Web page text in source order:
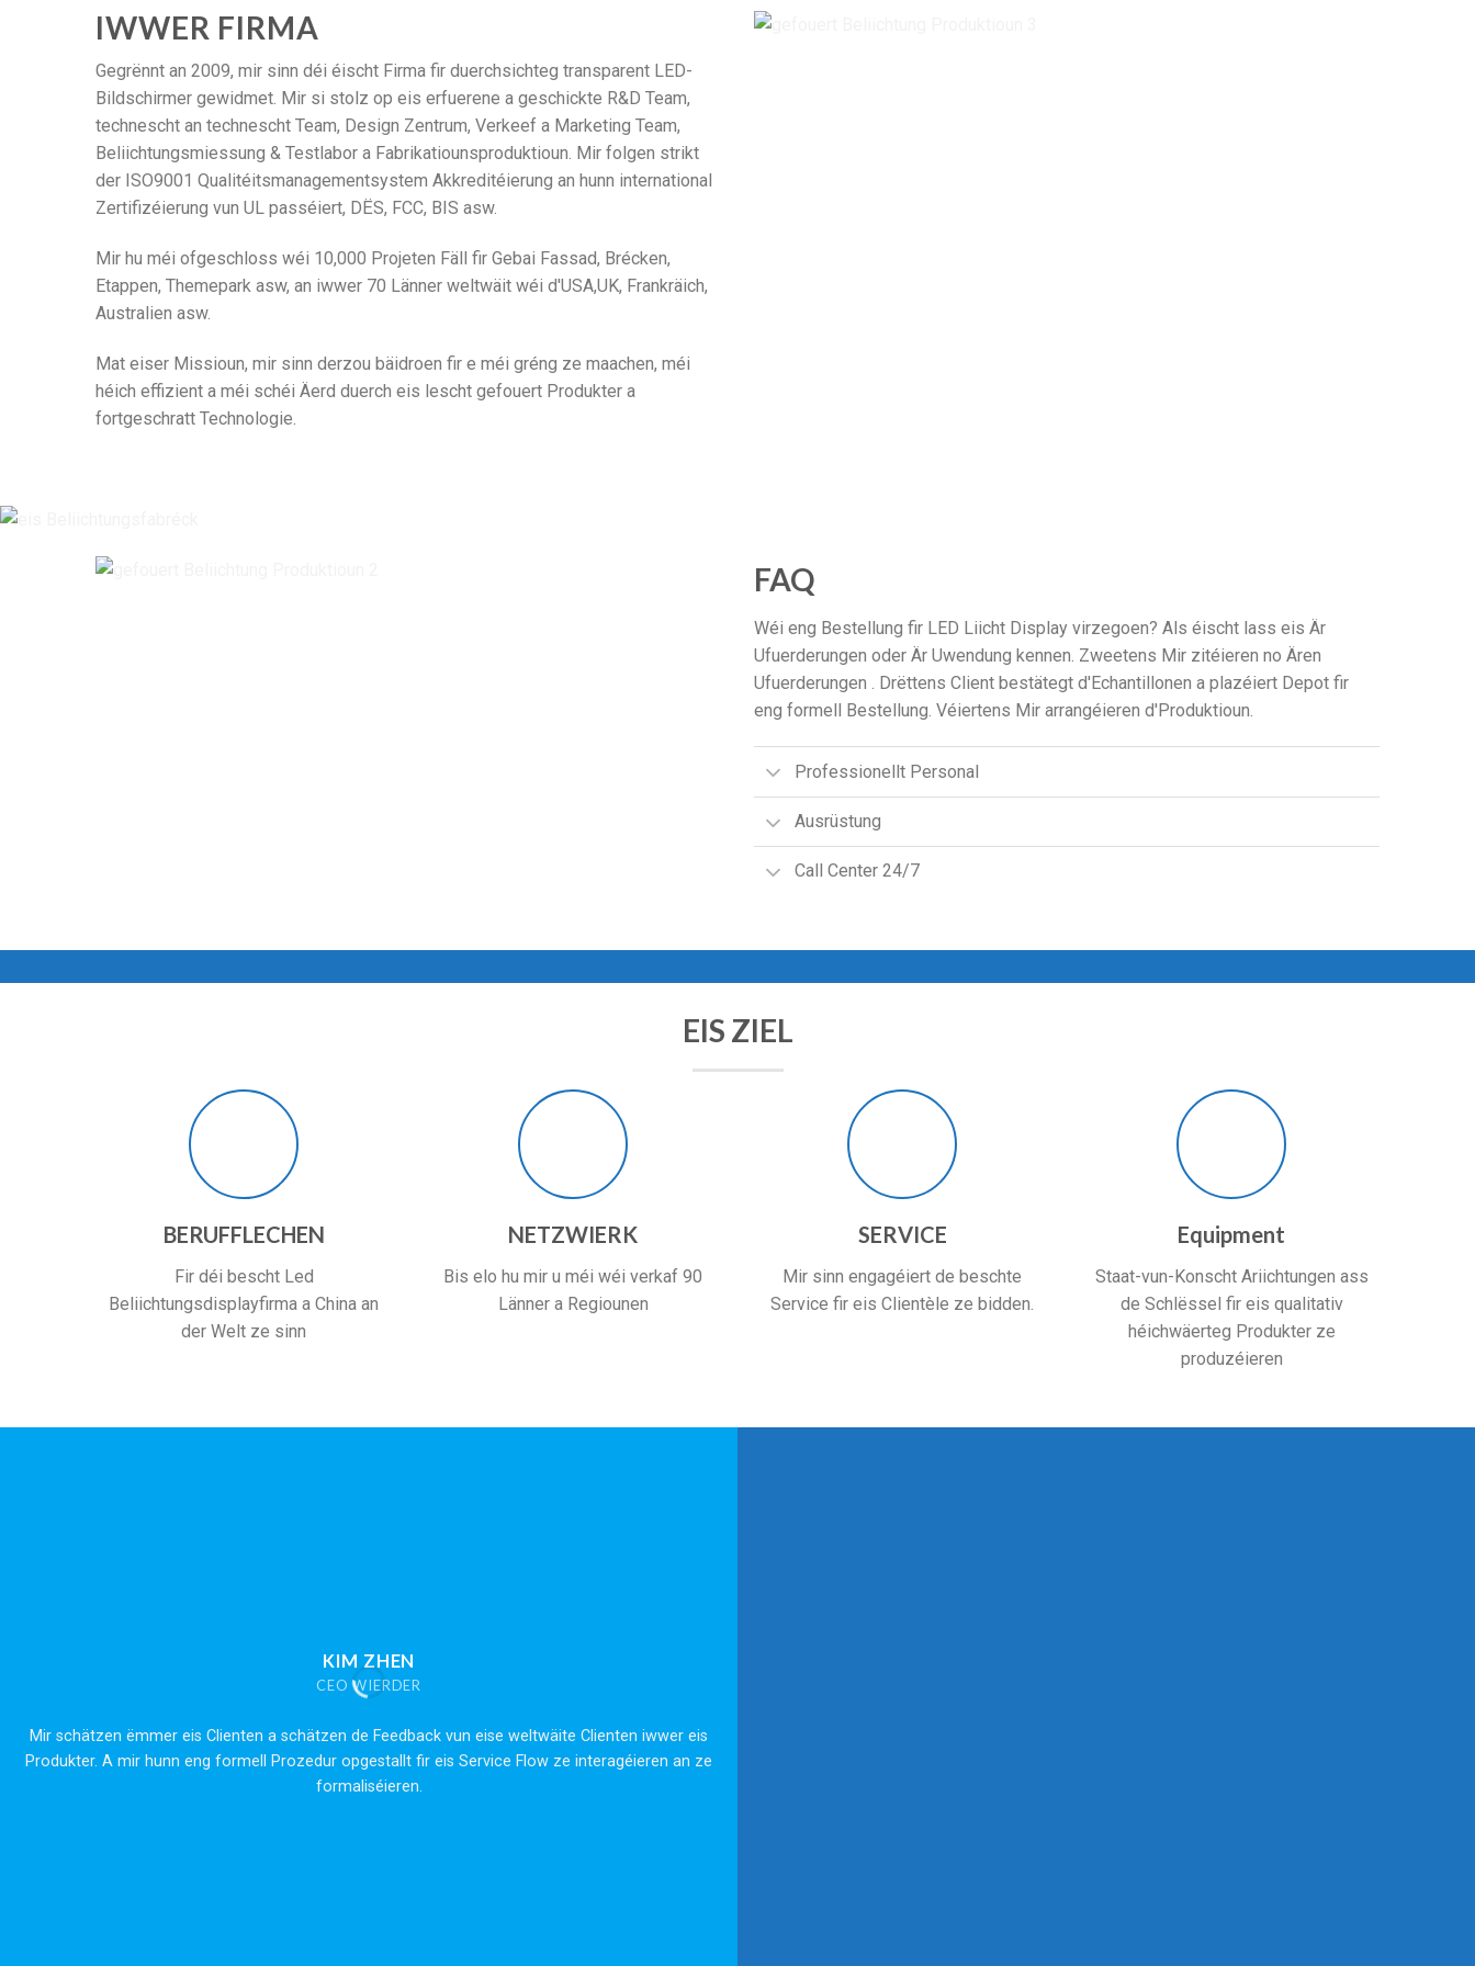
IWWER FIRMA
Gegrënnt an 2009, mir sinn déi éischt Firma fir duerchsichteg transparent LED-
Bildschirmer gewidmet. Mir si stolz op eis erfuerene a geschickte R&D Team,
technescht an technescht Team, Design Zentrum, Verkeef a Marketing Team,
Beliichtungsmiessung & Testlabor a Fabrikatiounsproduktioun. Mir folgen strikt
der ISO9001 Qualitéitsmanagementsystem Akkreditéierung an hunn international
Zertifizéierung vun UL passéiert, DËS, FCC, BIS asw.
Mir hu méi ofgeschloss wéi 10,000 Projeten Fäll fir Gebai Fassad, Brécken,
Etappen, Themepark asw, an iwwer 70 Länner weltwäit wéi d'USA,UK, Frankräich,
Australien asw.
Mat eiser Missioun, mir sinn derzou bäidroen fir e méi gréng ze maachen, méi
héich effizient a méi schéi Äerd duerch eis lescht gefouert Produkter a
fortgeschratt Technologie.
FAQ
Wéi eng Bestellung fir LED Liicht Display virzegoen? Als éischt lass eis Är
Ufuerderungen oder Är Uwendung kennen. Zweetens Mir zitéieren no Ären
Ufuerderungen . Drëttens Client bestätegt d'Echantillonen a plazéiert Depot fir
eng formell Bestellung. Véiertens Mir arrangéieren d'Produktioun.
Professionellt Personal
Ausrüstung
Call Center 24/7
EIS ZIEL
BERUFFLECHEN
Fir déi bescht Led
Beliichtungsdisplayfirma a China an
der Welt ze sinn
NETZWIERK
Bis elo hu mir u méi wéi verkaf 90
Länner a Regiounen
SERVICE
Mir sinn engagéiert de beschte
Service fir eis Clientèle ze bidden.
Equipment
Staat-vun-Konscht Ariichtungen ass
de Schlëssel fir eis qualitativ
héichwäerteg Produkter ze
produzéieren
KIM ZHEN
CEO WIERDER
Mir schätzen ëmmer eis Clienten a schätzen de Feedback vun eise weltwäite Clienten iwwer eis
Produkter. A mir hunn eng formell Prozedur opgestallt fir eis Service Flow ze interagéieren an ze
formaliséieren.